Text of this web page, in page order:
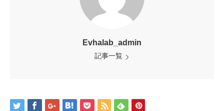
Evhalab_admin
記事一覧